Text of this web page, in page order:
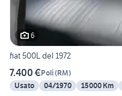
6
fiat 500L del 1972
7.400 €Poli(RM)
Usato
04/1970 15000 Km